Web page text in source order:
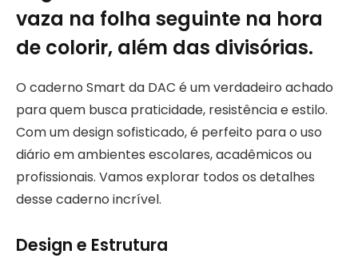
vaza na folha seguinte na hora
de colorir, além das divisórias.
O caderno Smart da DAC é um verdadeiro achado
para quem busca praticidade, resistência e estilo.
Com um design sofisticado, é perfeito para o uso
diário em ambientes escolares, acadêmicos ou
profissionais. Vamos explorar todos os detalhes
desse caderno incrível.
Design e Estrutura